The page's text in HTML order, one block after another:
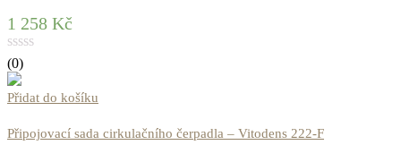
1 258 Kč
(0)
Přidat do košíku
Připojovací sada cirkulačního čerpadla – Vitodens 222-F